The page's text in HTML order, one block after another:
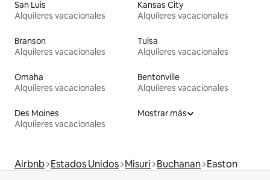
San Luis
Alquileres vacacionales
Kansas City
Alquileres vacacionales
Branson
Alquileres vacacionales
Tulsa
Alquileres vacacionales
Omaha
Alquileres vacacionales
Bentonville
Alquileres vacacionales
Des Moines
Alquileres vacacionales
Mostrar más
Airbnb Estados Unidos Misuri Buchanan Easton